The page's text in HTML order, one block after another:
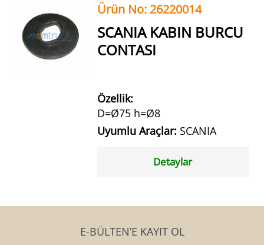
Ürün No: 26220014
SCANIA KABIN BURCU
CONTASI
Özellik:
D=Ø75 h=Ø8
Uyumlu Araçlar: SCANIA
Detaylar
E-BÜLTEN’E KAYIT OL